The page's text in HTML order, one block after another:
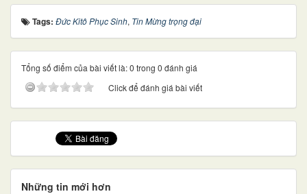
Tags: Đức Kitô Phục Sinh, Tin Mừng trọng đại
Tổng số điểm của bài viết là: 0 trong 0 đánh giá
Click để đánh giá bài viết
Những tin mới hơn